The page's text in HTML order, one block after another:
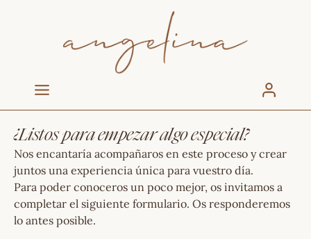
¿Listos para empezar algo especial?
Nos encantaría acompañaros en este proceso y crear
juntos una experiencia única para vuestro día.
Para poder conoceros un poco mejor, os invitamos a
completar el siguiente formulario. Os responderemos
lo antes posible.